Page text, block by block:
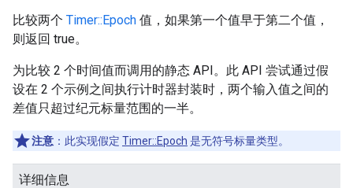
比较两个 Timer::Epoch 值，如果第一个值早于第二个值，
则返回 true。
为比较 2 个时间值而调用的静态 API。此 API 尝试通过假
设在 2 个示例之间执行计时器封装时，两个输入值之间的
差值只超过纪元标量范围的一半。
注意 ：此实现假定 Timer::Epoch 是无符号标量类型。
详细信息